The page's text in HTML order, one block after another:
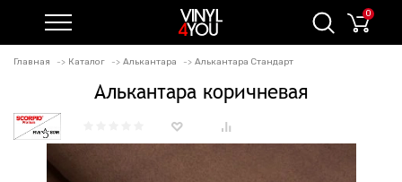
0
Главная Каталог Алькантара Алькантара Стандарт
Алькантара коричневая